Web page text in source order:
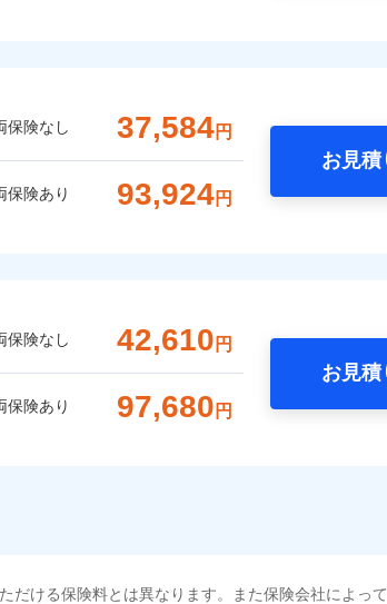
保険なし 37,584円
保険あり 93,924円
お見積
保険なし 42,610 円
保険あり 97,680 円
お見積
だける保険料とは異なります。また保険会社によっ